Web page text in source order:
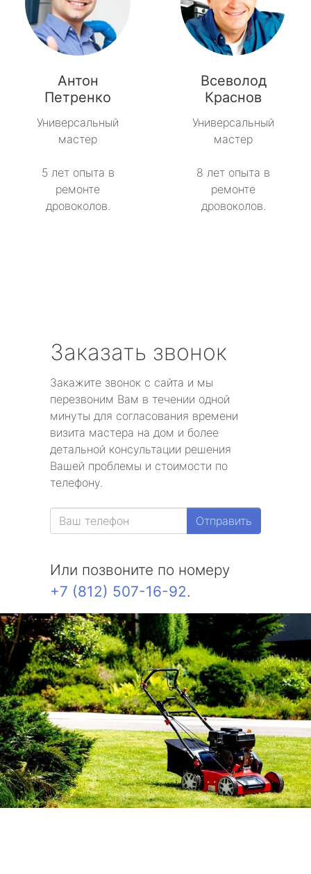
Антон
Петренко
Универсальный
мастер
5 лет опыта в
ремонте
дровоколов.
Всеволод
Краснов
Универсальный
мастер
8 лет опыта в
ремонте
дровоколов.
Заказать звонок
Закажите звонок с сайта и мы
перезвоним Вам в течении одной
минуты для согласования времени
визита мастера на дом и более
детальной консультации решения
Вашей проблемы и стоимости по
телефону.
Отправить
Или позвоните по номеру
+7 (812) 507-16-92.